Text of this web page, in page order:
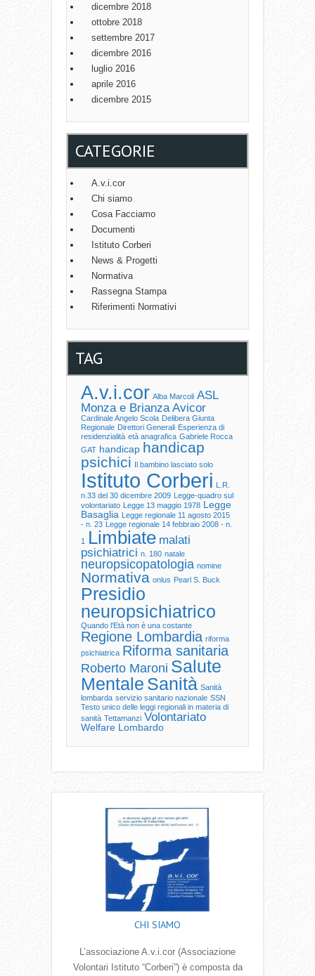
dicembre 2018
ottobre 2018
settembre 2017
dicembre 2016
luglio 2016
aprile 2016
dicembre 2015
CATEGORIE
A.v.i.cor
Chi siamo
Cosa Facciamo
Documenti
Istituto Corberi
News & Progetti
Normativa
Rassegna Stampa
Riferimenti Normativi
TAG
A.v.i.cor Alba Marcoli ASL
Monza e Brianza Avicor
Cardinale Angelo Scola Delibera Giunta
Regionale Direttori Generali Esperienza di
residenzialità età anagrafica Gabriele Rocca
GAT handicap handicap
psichici Il bambino lasciato solo
Istituto Corberi L.R.
n.33 del 30 dicembre 2009 Legge-quadro sul
volontariato Legge 13 maggio 1978 Legge
Basaglia Legge regionale 11 agosto 2015
- n. 23 Legge regionale 14 febbraio 2008 - n.
1
Limbiate malati
psichiatrici n. 180 natale
neuropsicopatologia nomine
Normativa onlus Pearl S. Buck
Presidio
neuropsichiatrico
Quando l'Età non è una costante
Regione Lombardia riforma
psichiatrica Riforma sanitaria
Roberto Maroni Salute
Mentale Sanità Sanità
lombarda servizio sanitario nazionale SSN
Testo unico delle leggi regionali in materia di
sanità Tettamanzi Volontariato
Welfare Lombardo
CHI SIAMO
L’associazione A.v.i.cor (Associazione
Volontari Istituto “Corberi”) è composta da